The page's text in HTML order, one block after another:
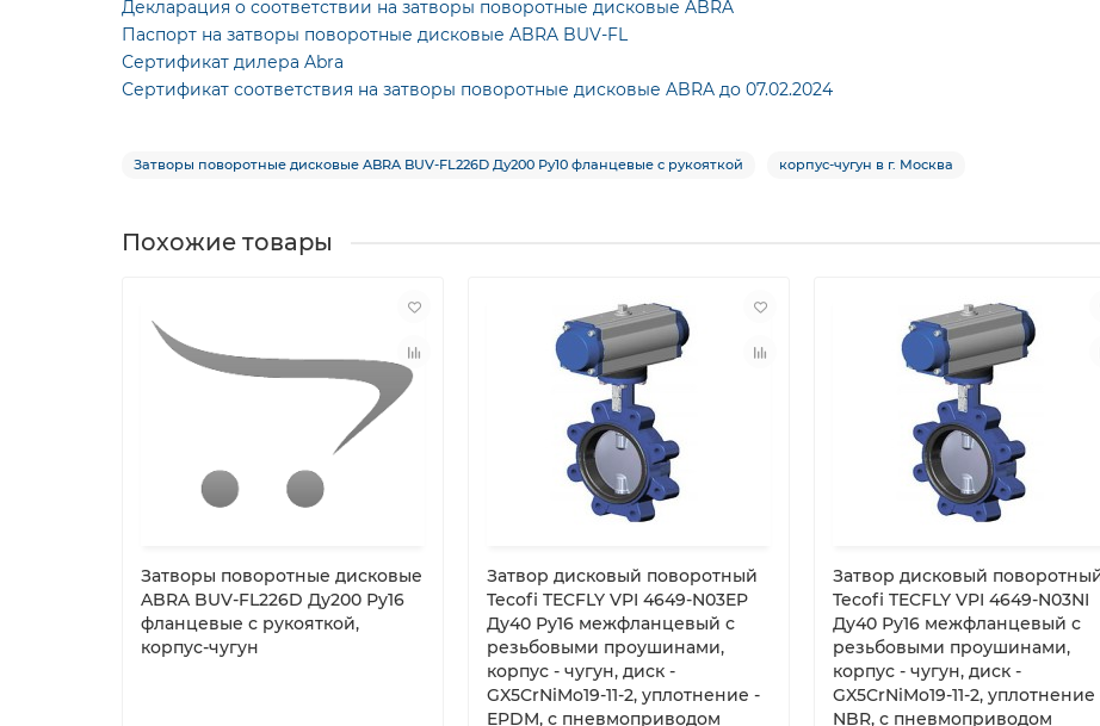
Декларация о соответствии на затворы поворотные дисковые ABRA
Паспорт на затворы поворотные дисковые ABRA BUV-FL
Сертификат дилера Abra
Сертификат соответствия на затворы поворотные дисковые ABRA до 07.02.2024
Затворы поворотные дисковые ABRA BUV-FL226D Ду200 Ру10 фланцевые с рукояткой корпус-чугун в г. Москва
Похожие товары
Затворы поворотные дисковые
ABRA BUV-FL226D Ду200 Ру16
фланцевые с рукояткой,
корпус-чугун
Затвор дисковый поворотный
Tecofi TECFLY VPI 4649-N03EP
Ду40 Ру16 межфланцевый с
резьбовыми проушинами,
корпус - чугун, диск -
GX5CrNiMo19-11-2, уплотнение -
EPDM, с пневмоприводом
Затвор дисковый
Tecofi TECFLY VPI 4649-N03NI
Ду40 Ру16 межфланцевый с
резьбовыми проушинами,
корпус - чугун, диск -
GX5CrNiMo19-11-2, уплотнение
NBR, с пневмоприводом